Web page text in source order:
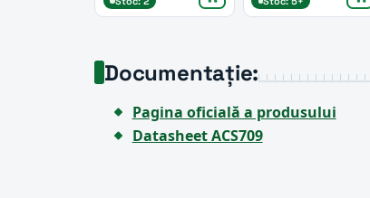
Documentație:
Pagina oficială a produsului
Datasheet ACS709